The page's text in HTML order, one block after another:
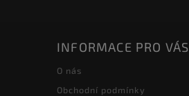
INFORMACE PRO VÁS
O nás
Obchodní podmínky